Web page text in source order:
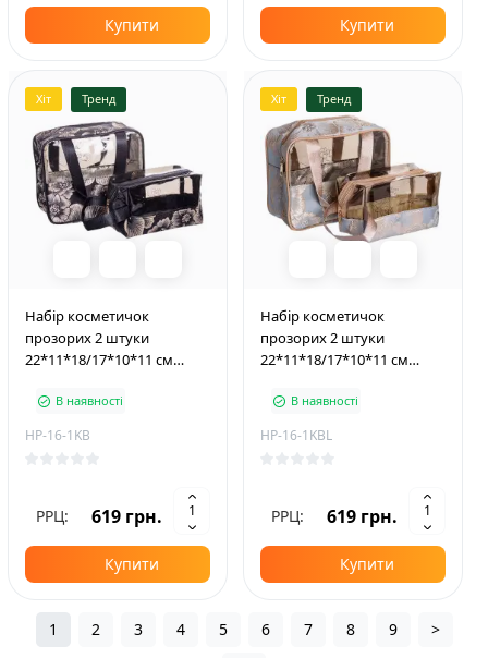
Купити Купити
Хіт Тренд
Набір косметичок
прозорих 2 штуки
22*11*18/17*10*11 см
В наявності
HP-16-1KB
РРЦ: 619 грн.
Купити
Хіт Тренд
Набір косметичок
прозорих 2 штуки
22*11*18/17*10*11 см
блакитний
В наявності
HP-16-1KBL
РРЦ: 619 грн.
Купити
1 2 3 4 5 6 7 8 9
>